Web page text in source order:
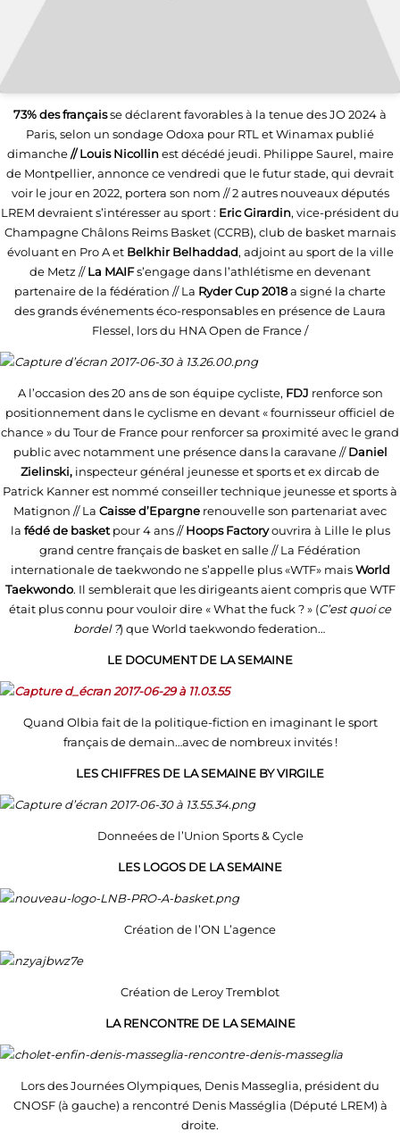
73% des françaisse déclarent favorables à la tenue des JO 2024 à
Paris, selon un sondage Odoxa pour RTL et Winamax publié
dimanche// Louis Nicollinest décédé jeudi. Philippe Saurel, maire
de Montpellier, annonce ce vendredi que le futur stade, qui devrait
voir le jour en 2022, portera son nom // 2 autres nouveaux députés
LREM devraient s’intéresser au sport : Eric Girardin, vice-président du
Champagne Châlons Reims Basket (CCRB), club de basket marnais
évoluant en Pro A et Belkhir Belhaddad, adjoint au sport de la ville
de Metz //La MAIFs’engage dans l’athlétisme en devenant
partenaire de la fédération // La Ryder Cup 2018a signé la charte
des grands événements éco-responsables en présence de Laura
Flessel, lors du HNA Open de France /
A l’occasion des 20 ans de son équipe cycliste, FDJ renforce son
positionnement dans le cyclisme en devant « fournisseur officiel de
chance » du Tour de France pour renforcer sa proximité avec le grand
public avec notamment une présence dans la caravane //Daniel
Zielinski, inspecteur général jeunesse et sportset ex dircab de
Patrick Kanner est nommé conseiller technique jeunesse et sports à
Matignon // La Caisse d’Epargne renouvelle son partenariat avec
la fédé de basketpour 4 ans //Hoops Factoryouvrira à Lille le plus
grand centre français de basket en salle // La Fédération
internationale de taekwondo ne s’appelle plus «WTF» maisWorld
Taekwondo. Il semblerait que les dirigeants aient compris que WTF
était plus connu pour vouloir dire « What the fuck ? » (C’est quoi ce
bordel ?) que World taekwondo federation…
LE DOCUMENT DE LA SEMAINE
Quand Olbia fait de la politique-fiction en imaginant le sport
français de demain…avec de nombreux invités !
LES CHIFFRES DE LA SEMAINE BY VIRGILE
Donneées de l’Union Sports & Cycle
LES LOGOS DE LA SEMAINE
Création de l’ON L’agence
Création de Leroy Tremblot
LA RENCONTRE DE LA SEMAINE
Lors des Journées Olympiques, Denis Masseglia, président du
CNOSF (à gauche) a rencontré Denis Masséglia (Député LREM) à
droite.